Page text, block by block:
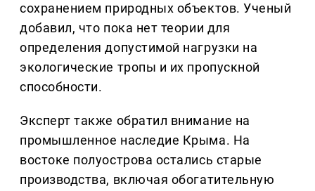
сохранением природных объектов. Ученый
добавил, что пока нет теории для
определения допустимой нагрузки на
экологические тропы и их пропускной
способности.
Эксперт также обратил внимание на
промышленное наследие Крыма. На
востоке полуострова остались старые
производства, включая обогатительную